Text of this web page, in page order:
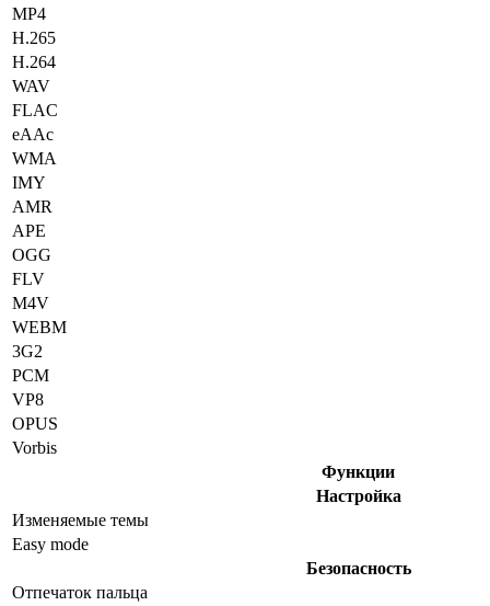
MP4
H.265
H.264
WAV
FLAC
eAAc
WMA
IMY
AMR
APE
OGG
FLV
M4V
WEBM
3G2
PCM
VP8
OPUS
Vorbis
Функции
Настройка
Изменяемые темы
Easy mode
Безопасность
Отпечаток пальца